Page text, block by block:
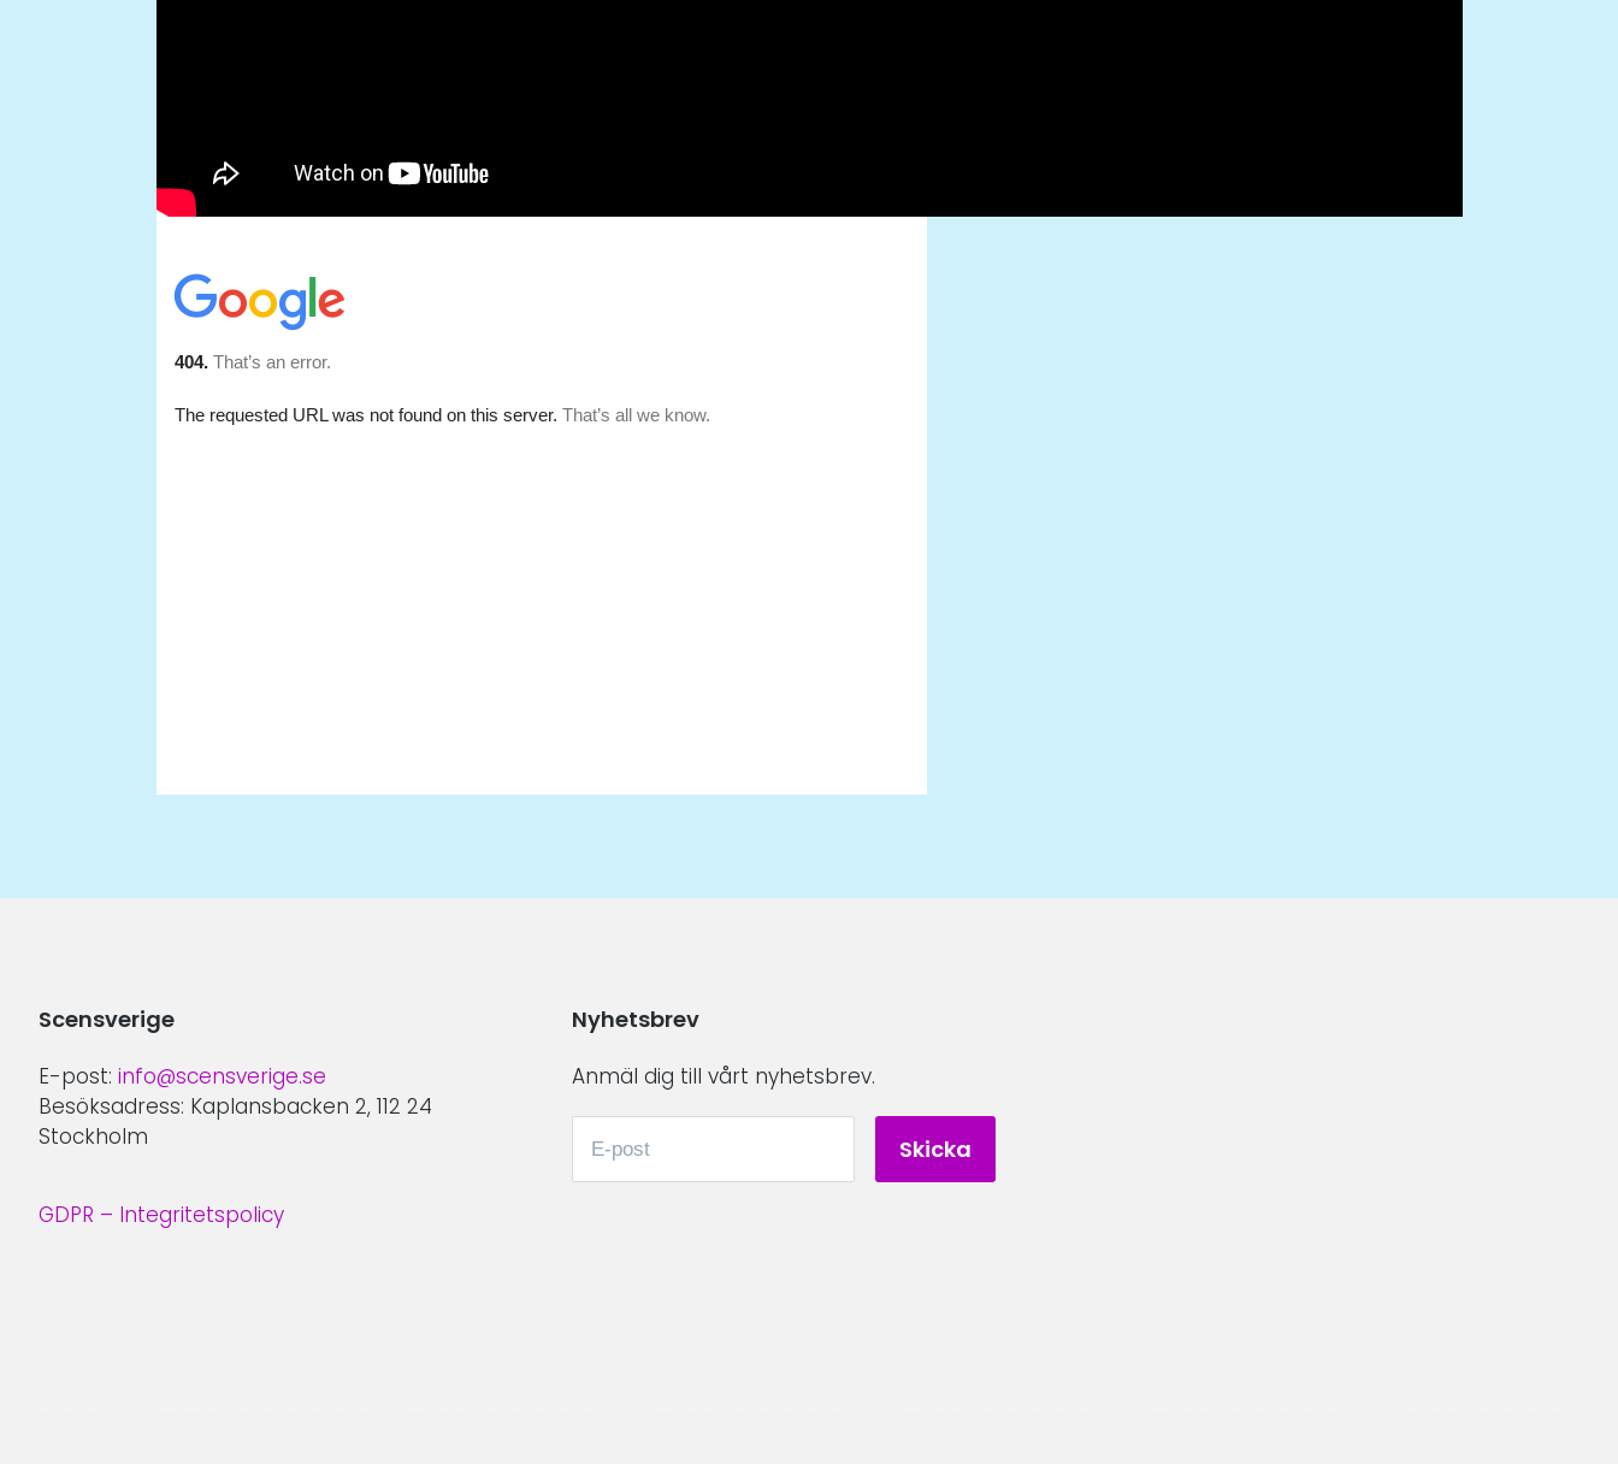
Scensverige
E-post: info@scensverige.se
Besöksadress: Kaplansbacken 2, 112 24
Stockholm
GDPR – Integritetspolicy
Nyhetsbrev
Anmäl dig till vårt nyhetsbrev.